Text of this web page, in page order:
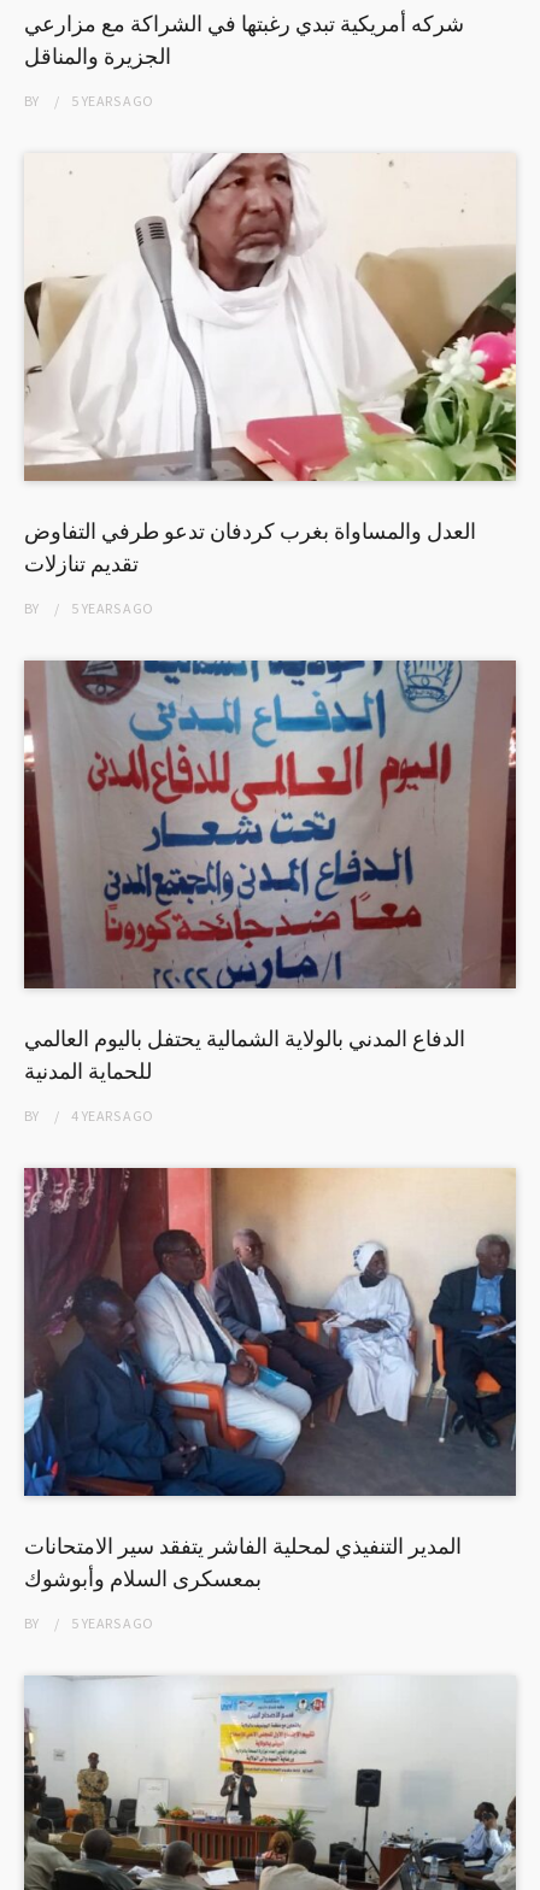
شركه أمريكية تبدي رغبتها في الشراكة مع مزارعي
الجزيرة والمناقل
BY 5 YEARSAGO
العدل والمساواة بغرب كردفان تدعو طرفي التفاوض
تقديم تنازلات
BY 5 YEARSAGO
الدفاع المدني بالولاية الشمالية يحتفل باليوم العالمي
للحماية المدنية
BY 4 YEARSAGO
المدير التنفيذي لمحلية الفاشر يتفقد سير الامتحانات
بمعسكرى السلام وأبوشوك
BY 5 YEARSAGO